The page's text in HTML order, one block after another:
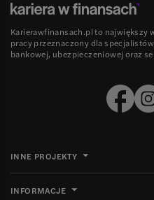
Karierawfinansach.pl to największy
pracy przeznaczony dla
bankowej, ubezpieczeniowej oraz
INNE PROJEKTY
INFORMACJE